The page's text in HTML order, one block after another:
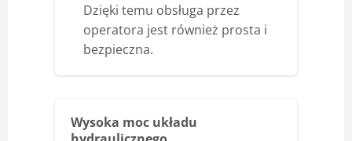
Dzięki temu obsługa przez
operatora jest również prosta i
bezpieczna.
Wysoka moc układu